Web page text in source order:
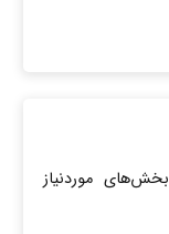
بخش‌های موردنیاز